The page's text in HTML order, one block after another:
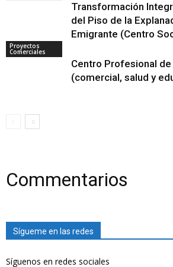
Transformación
del Piso de la
Emigrante (Centro
Proyectos
Comerciales
Centro Profesional
(comercial, salud y
Commentarios
Sígueme en las redes
Síguenos en redes sociales